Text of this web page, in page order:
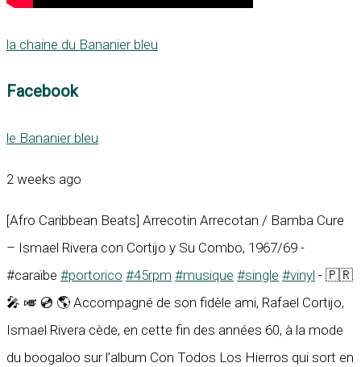
la chaine du Bananier bleu
Facebook
le Bananier bleu
2 weeks ago
[Afro Caribbean Beats] Arrecotin Arrecotan / Bamba Cure
– Ismael Rivera con Cortijo y Su Combo, 1967/69 -
#caraïbe #portorico #45rpm #musique #single #vinyl - 🇵🇷
🎤 🎺 💿 🌎 Accompagné de son fidèle ami, Rafael Cortijo,
Ismael Rivera cède, en cette fin des années 60, à la mode
du boogaloo sur l’album Con Todos Los Hierros qui sort en